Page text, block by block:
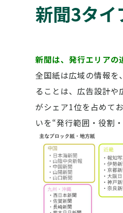
新聞3タイ
新聞は、発行エリアの
全国紙は広域の情報
ることは、広告設計
がシェア1位を占めて
いを“発行範囲・役割